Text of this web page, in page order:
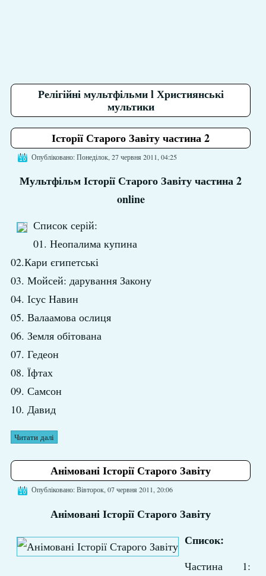
Релігійні мультфільми l Християнські
мультики
Історії Старого Завіту частина 2
Опубліковано: Понеділок, 27 червня 2011, 04:25
Мультфільм Історії Старого Завіту частина 2
online
Список серій:
01. Неопалима купина
02.Кари єгипетські
03. Мойсей: дарування Закону
04. Ісус Навин
05. Валаамова ослиця
06. Земля обітована
07. Гедеон
08. Їфтах
09. Самсон
10. Давид
Читати далі
Анімовані Історії Старого Завіту
Опубліковано: Вівторок, 07 червня 2011, 20:06
Анімовані Історії Старого Завіту
Список:
Частина 1: